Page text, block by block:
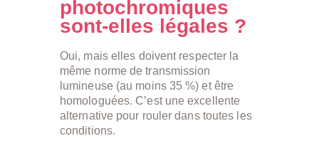
photochromiques
sont-elles légales ?
Oui, mais elles doivent respecter la
même norme de transmission
lumineuse (au moins 35 %) et être
homologuées. C’est une excellente
alternative pour rouler dans toutes les
conditions.